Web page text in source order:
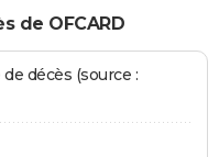
de OFCARD
décès (source :